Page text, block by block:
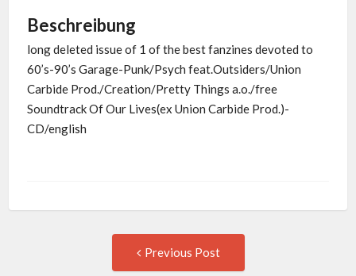
Beschreibung
long deleted issue of 1 of the best fanzines devoted to
60’s-90’s Garage-Punk/Psych feat.Outsiders/Union
Carbide Prod./Creation/Pretty Things a.o./free
Soundtrack Of Our Lives(ex Union Carbide Prod.)-
CD/english
Previous Post